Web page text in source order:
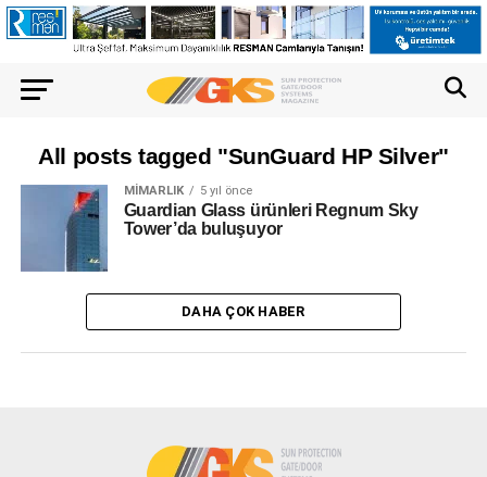
All posts tagged "SunGuard HP Silver"
MIMARLIK 5 yıl önce
Guardian Glass ürünleri Regnum Sky
Tower’da buluşuyor
DAHA ÇOK HABER